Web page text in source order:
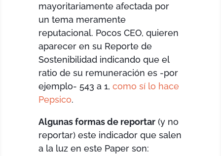
mayoritariamente afectada por
un tema meramente
reputacional. Pocos CEO, quieren
aparecer en su Reporte de
Sostenibilidad indicando que el
ratio de su remuneración es -por
ejemplo- 543 a 1,como sí lo hace
Pepsico.
Algunas formas de reportar (y no
reportar) este indicador que salen
a la luz en este Paper son: